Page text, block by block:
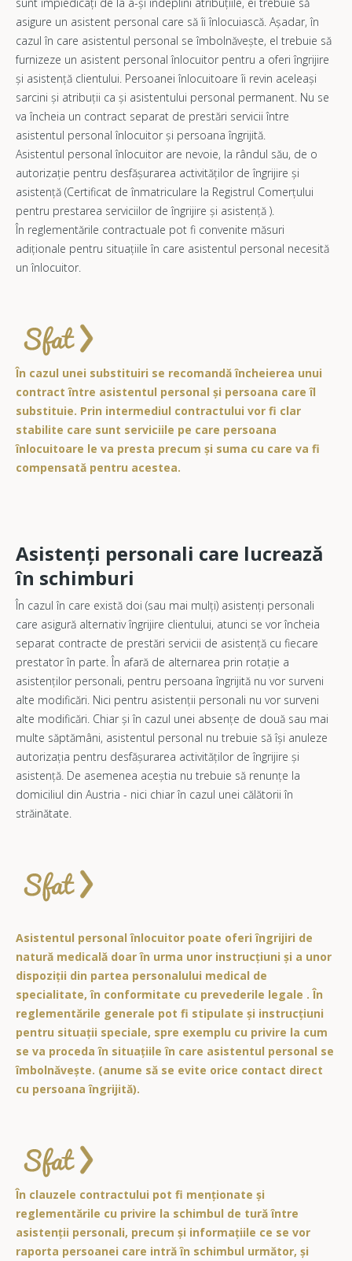
asigure un asistent personal care să îi înlocuiască. Așadar, în
cazul în care asistentul personal se îmbolnăvește, el trebuie să
furnizeze un asistent personal înlocuitor pentru a oferi îngrijire
și asistență clientului. Persoanei înlocuitoare îi revin aceleași
sarcini și atribuții ca și asistentului personal permanent. Nu se
va încheia un contract separat de prestări servicii între
asistentul personal înlocuitor și persoana îngrijită.
Asistentul personal înlocuitor are nevoie, la rândul său, de o
autorizaţie pentru desfăşurarea activităţilor de îngrijire şi
asistenţă (Certificat de înmatriculare la Registrul Comerțului
pentru prestarea serviciilor de îngrijire și asistență ).
În reglementările contractuale pot fi convenite măsuri
adiționale pentru situațiile în care asistentul personal necesită
un înlocuitor.
În cazul unei substituiri se recomandă încheierea unui
contract între asistentul personal și persoana care îl
substituie. Prin intermediul contractului vor fi clar
stabilite care sunt serviciile pe care persoana
înlocuitoare le va presta precum și suma cu care va fi
compensată pentru acestea.
Asistenți personali care lucrează
în schimburi
În cazul în care există doi (sau mai mulți) asistenți personali
care asigură alternativ îngrijire clientului, atunci se vor încheia
separat contracte de prestări servicii de asistență cu fiecare
prestator în parte. În afară de alternarea prin rotație a
asistenților personali, pentru persoana îngrijită nu vor surveni
alte modificări. Nici pentru asistenții personali nu vor surveni
alte modificări. Chiar și în cazul unei absențe de două sau mai
multe săptămâni, asistentul personal nu trebuie să își anuleze
autorizaţia pentru desfăşurarea activităţilor de îngrijire şi
asistenţă. De asemenea aceștia nu trebuie să renunțe la
domiciliul din Austria - nici chiar în cazul unei călătorii în
străinătate.
Asistentul personal înlocuitor poate oferi îngrijiri de
natură medicală doar în urma unor instrucțiuni și a unor
dispoziții din partea personalului medical de
specialitate, în conformitate cu prevederile legale . În
reglementările generale pot fi stipulate și instrucțiuni
pentru situații speciale, spre exemplu cu privire la cum
se va proceda în situațiile în care asistentul personal se
îmbolnăvește. (anume să se evite orice contact direct
cu persoana îngrijită).
În clauzele contractului pot fi menționate și
reglementările cu privire la schimbul de tură între
asistenții personali, precum și informațiile ce se vor
raporta persoanei care intră în schimbul următor, și